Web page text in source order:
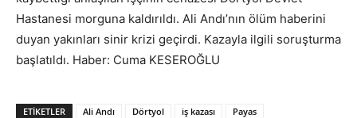
Hastanesi morguna kaldırıldı. Ali Andı’nın ölüm haberini
duyan yakınları sinir krizi geçirdi. Kazayla ilgili soruşturma
başlatıldı. Haber: Cuma KESEROĞLU
ETIKETLER Ali Andı Dörtyol iş kazası Payas